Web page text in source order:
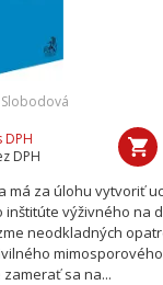
DPH
DPH
má za úlohu vytvoriť
inštitúte výživného na
neodkladných
sa na...